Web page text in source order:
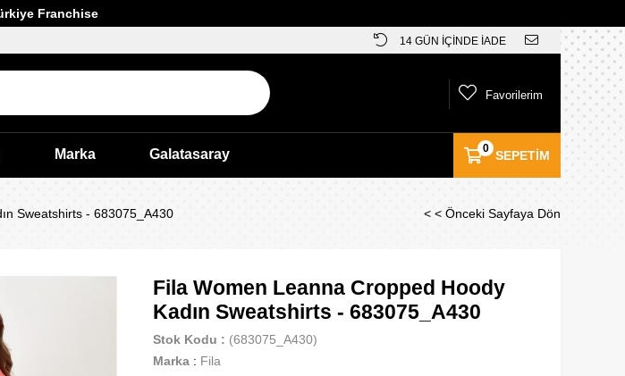
Franchise
14 GÜN İÇİNDE İADE
SEPETIM
0
Favorilerim
Marka Galatasaray
Sweatshirts - 683075_A430 < < Önceki Sayfaya Dön
Fila Women Leanna Cropped Hoody
Kadın Sweatshirts - 683075_A430
Stok Kodu
(683075_A430)
Marka : Fila